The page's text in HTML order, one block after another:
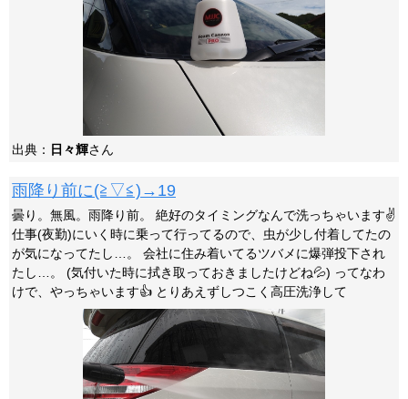
出典： 日々輝さん
雨降り前に(≧▽≦)→19
曇り。無風。雨降り前。 絶好のタイミングなんで洗っちゃいます✌️
仕事(夜勤)にいく時に乗って行ってるので、虫が少し付着してたの
が気になってたし…。 会社に住み着いてるツバメに爆弾投下され
たし…。 (気付いた時に拭き取っておきましたけどね💦) ってなわ
けで、やっちゃいます👍 とりあえずしつこく高圧洗浄して